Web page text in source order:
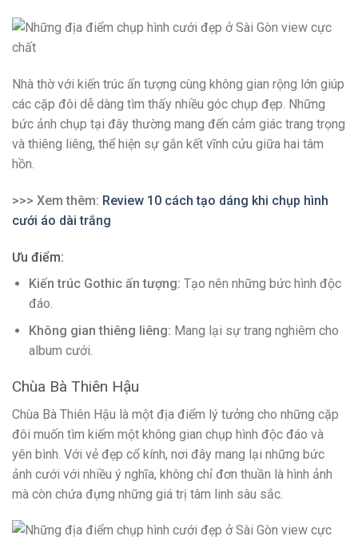
Nhà thờ với kiến trúc ấn tượng cùng không gian rộng lớn giúp
các cặp đôi dễ dàng tìm thấy nhiều góc chụp đẹp. Những
bức ảnh chụp tại đây thường mang đến cảm giác trang trọng
và thiêng liêng, thể hiện sự gắn kết vĩnh cửu giữa hai tâm
hồn.
>>> Xem thêm: Review 10 cách tạo dáng khi chụp hình
cưới áo dài trắng
Ưu điểm:
Kiến trúc Gothic ấn tượng: Tạo nên những bức hình độc
đáo.
Không gian thiêng liêng: Mang lại sự trang nghiêm cho
album cưới.
Chùa Bà Thiên Hậu
Chùa Bà Thiên Hậu là một địa điểm lý tưởng cho những cặp
đôi muốn tìm kiếm một không gian chụp hình độc đáo và
yên bình. Với vẻ đẹp cổ kính, nơi đây mang lại những bức
ảnh cưới với nhiều ý nghĩa, không chỉ đơn thuần là hình ảnh
mà còn chứa đựng những giá trị tâm linh sâu sắc.